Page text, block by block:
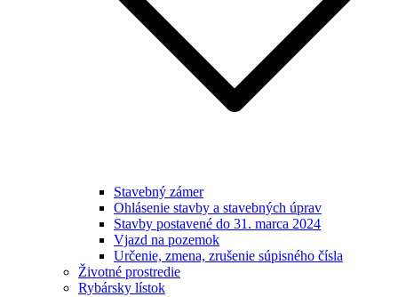
Stavebný zámer
Ohlásenie stavby a stavebných úprav
Stavby postavené do 31. marca 2024
Vjazd na pozemok
Určenie, zmena, zrušenie súpisného čísla
Životné prostredie
Rybársky lístok